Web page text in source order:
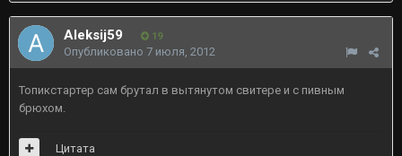
Aleksij59 19
Опубликовано 7 июля, 2012
Топикстартер сам брутал в вытянутом свитере и с пивным
брюхом.
Цитата